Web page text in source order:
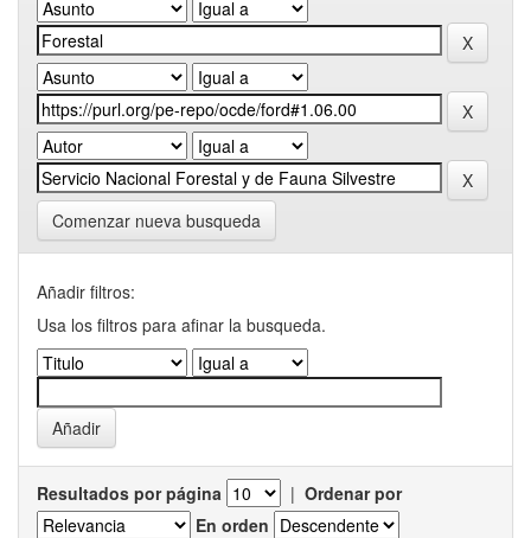
Comenzar nueva busqueda
Añadir filtros:
Usa los filtros para afinar la busqueda.
Resultados por página | Ordenar por
En orden